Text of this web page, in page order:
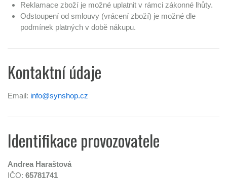
Reklamace zboží je možné uplatnit v rámci zákonné lhůty.
Odstoupení od smlouvy (vrácení zboží) je možné dle
podmínek platných v době nákupu.
Kontaktní údaje
Email: info@synshop.cz
Identifikace provozovatele
Andrea Haraštová
IČO: 65781741